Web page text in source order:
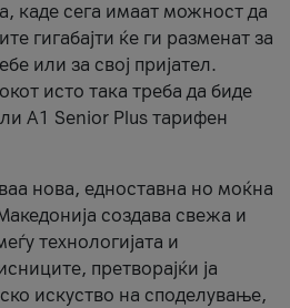
каде сега имаат можност да
гигабајти ќе ги разменат за
или за свој пријател.
исто така треба да биде
A1 Senior Plus тарифен
нова, едноставна но моќна
создава свежа и
технологијата и
претворајќи ја
искуство на споделување,